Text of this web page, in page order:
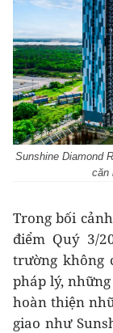
Sunshine Diamond
căn
Trong bối
điểm Quý 3/
trường không
pháp lý,
hoàn thiện
giao như